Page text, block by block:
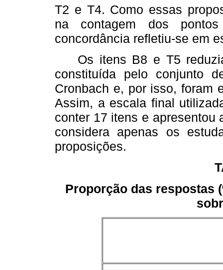
T2 e T4. Como essas
na contagem dos
concordância refletiu-se em
Os itens B8 e T5
constituída pelo conjunto
Cronbach e, por isso, foram
Assim, a escala final
conter 17 itens e apresentou
considera apenas os
proposições.
Proporção das respostas